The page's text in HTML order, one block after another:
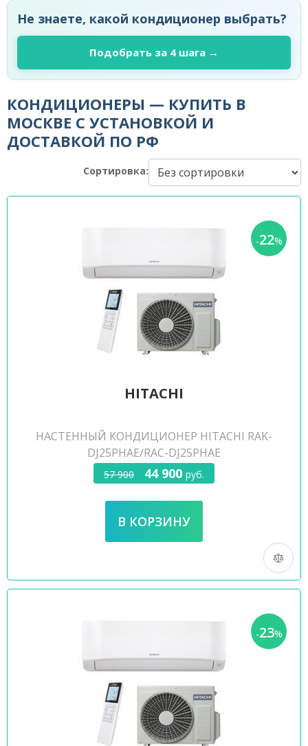
Не знаете, какой кондиционер выбрать?
Подобрать за 4 шага →
КОНДИЦИОНЕРЫ — КУПИТЬ В
МОСКВЕ С УСТАНОВКОЙ И
ДОСТАВКОЙ ПО РФ
Сортировка:
-22%
HITACHI
НАСТЕННЫЙ КОНДИЦИОНЕР HITACHI RAK-
DJ25PHAE/RAC-DJ25PHAE
57 900 44 900 руб.
-23%